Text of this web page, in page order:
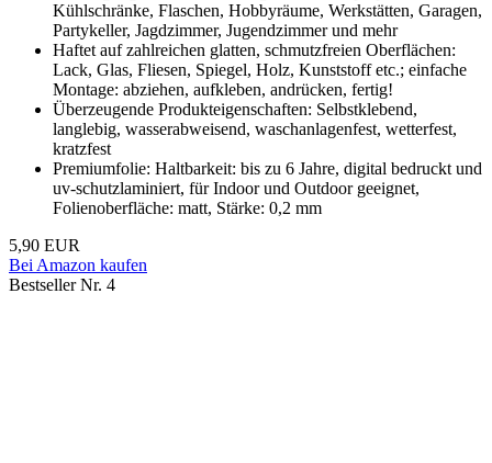
Kühlschränke, Flaschen, Hobbyräume, Werkstätten, Garagen,
Partykeller, Jagdzimmer, Jugendzimmer und mehr
Haftet auf zahlreichen glatten, schmutzfreien Oberflächen:
Lack, Glas, Fliesen, Spiegel, Holz, Kunststoff etc.; einfache
Montage: abziehen, aufkleben, andrücken, fertig!
Überzeugende Produkteigenschaften: Selbstklebend,
langlebig, wasserabweisend, waschanlagenfest, wetterfest,
kratzfest
Premiumfolie: Haltbarkeit: bis zu 6 Jahre, digital bedruckt und
uv-schutzlaminiert, für Indoor und Outdoor geeignet,
Folienoberfläche: matt, Stärke: 0,2 mm
5,90 EUR
Bei Amazon kaufen
Bestseller Nr. 4